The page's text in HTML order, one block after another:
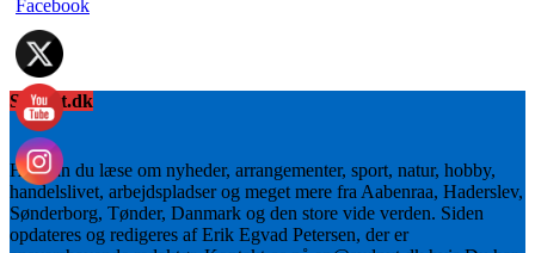
Sydnyt.dk
Her kan du læse om nyheder, arrangementer, sport, natur, hobby,
handelslivet, arbejdspladser og meget mere fra Aabenraa, Haderslev,
Sønderborg, Tønder, Danmark og den store vide verden. Siden
opdateres og redigeres af Erik Egvad Petersen, der er